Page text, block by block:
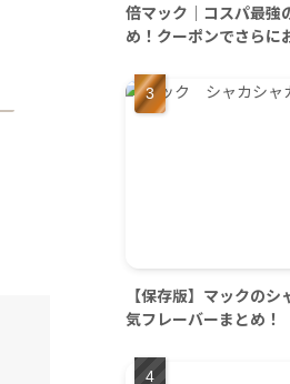
倍マック｜コスパ最強
め！クーポンでさらに
【保存版】マックの
気フレーバーまとめ！